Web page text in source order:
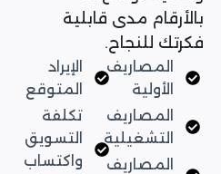
بالأرقام مدى قابلية
فكرتك للنجاح.
المصاريف
الأولية
المصاريف
التشغيلية
المصاريف
الإيراد
المتوقع
تكلفة
التسويق
واكتساب